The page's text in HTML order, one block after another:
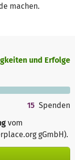
machen.
und Erfolge
15 Spenden
vom
gGmbH).